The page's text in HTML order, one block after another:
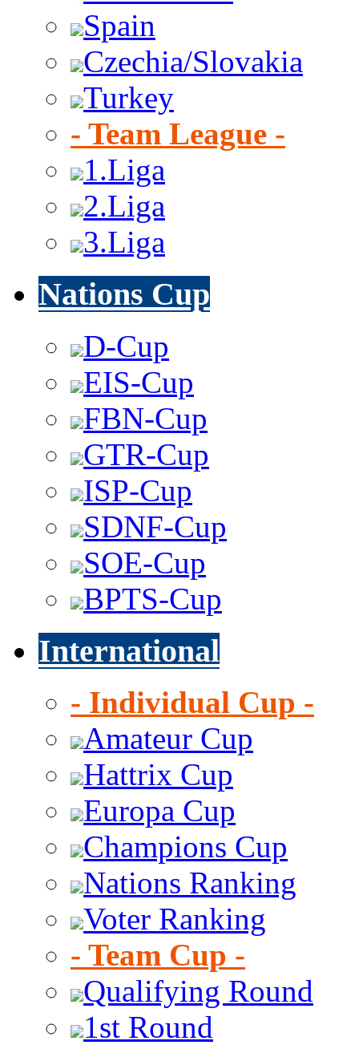
Spain
Czechia/Slovakia
Turkey
- Team League -
1.Liga
2.Liga
3.Liga
Nations Cup
D-Cup
EIS-Cup
FBN-Cup
GTR-Cup
ISP-Cup
SDNF-Cup
SOE-Cup
BPTS-Cup
International
- Individual Cup -
Amateur Cup
Hattrix Cup
Europa Cup
Champions Cup
Nations Ranking
Voter Ranking
- Team Cup -
Qualifying Round
1st Round